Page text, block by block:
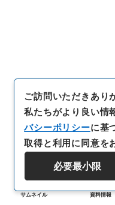
サムネイル 資料情報
ご訪問いただきあり
私たちがより良い情
バシーポリシーに基
取得と利用に同意を
必要最小限